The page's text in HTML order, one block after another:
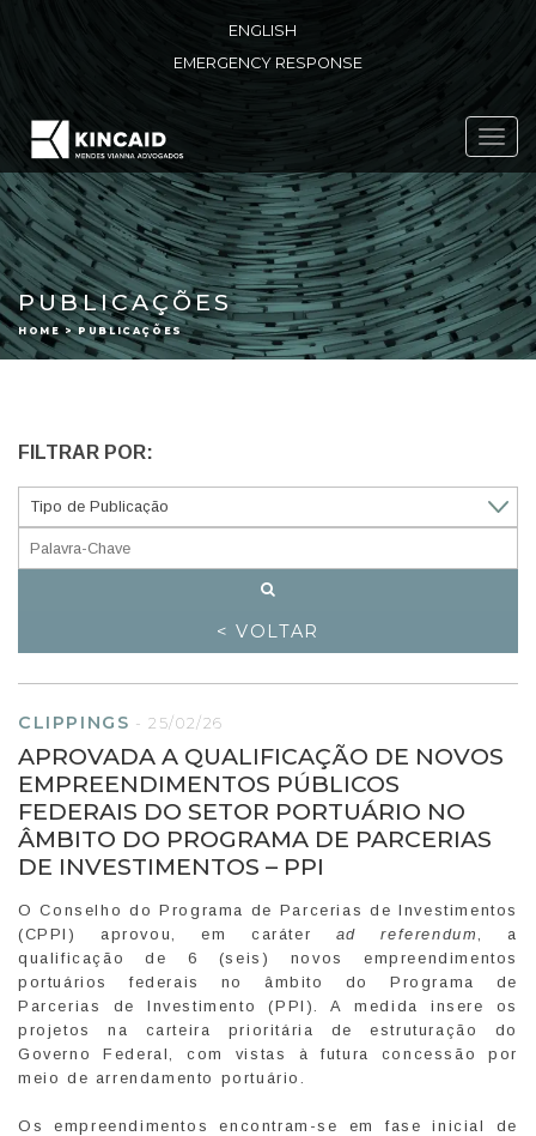
ENGLISH
EMERGENCY RESPONSE
PUBLICAÇÕES
HOME > PUBLICAÇÕES
FILTRAR POR:
< VOLTAR
CLIPPINGS - 25/02/26
APROVADA A QUALIFICAÇÃO DE NOVOS
EMPREENDIMENTOS PÚBLICOS
FEDERAIS DO SETOR PORTUÁRIO NO
ÂMBITO DO PROGRAMA DE PARCERIAS
DE INVESTIMENTOS – PPI
O Conselho do Programa de Parcerias de Investimentos
(CPPI) aprovou, em caráter ad referendum
, a
qualificação de 6 (seis) novos empreendimentos
portuários federais no âmbito do Programa de
Parcerias de Investimento (PPI). A medida insere os
projetos na carteira prioritária de estruturação do
Governo Federal, com vistas à futura concessão por
meio de arrendamento portuário.
Os empreendimentos encontram-se em fase inicial de